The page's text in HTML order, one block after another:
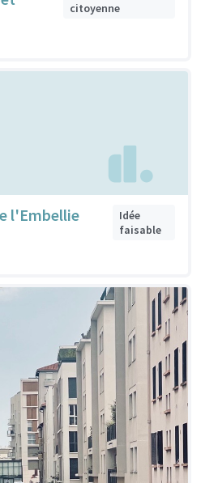
citoyenne
l'Embellie
Idée
faisable